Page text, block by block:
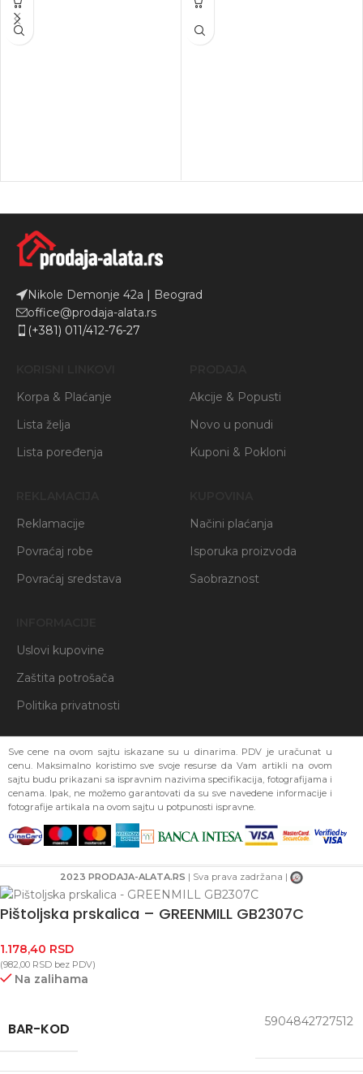
Nikole Demonje 42a | Beograd
office@prodaja-alata.rs
(+381) 011/412-76-27
Korpa & Plaćanje
Lista želja
Lista poređenja
Akcije & Popusti
Novo u ponudi
Kuponi & Pokloni
Reklamacije
Povraćaj robe
Povraćaj sredstava
Načini plaćanja
Isporuka proizvoda
Saobraznost
Uslovi kupovine
Zaštita potrošača
Politika privatnosti
Sve cene na ovom sajtu iskazane su u dinarima. PDV je uračunat u
cenu. Maksimalno koristimo sve svoje resurse da Vam artikli na ovom
sajtu budu prikazani sa ispravnim nazivima specifikacija, fotografijama i
cenama. Ipak, ne možemo garantovati da su sve navedene informacije i
fotografije artikala na ovom sajtu u potpunosti ispravne.
2023 PRODAJA-ALATA.RS | Sva prava zadržana |
Pištoljska prskalica – GREENMILL GB2307C
1.178,40 RSD
(982,00 RSD bez PDV)
Na zalihama
BAR-KOD 5904842727512